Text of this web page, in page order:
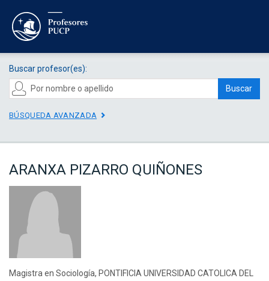
Buscar profesor(es):
Buscar
BÚSQUEDA AVANZADA
ARANXA PIZARRO QUIÑONES
Magistra en Sociología, PONTIFICIA UNIVERSIDAD CATOLICA DEL